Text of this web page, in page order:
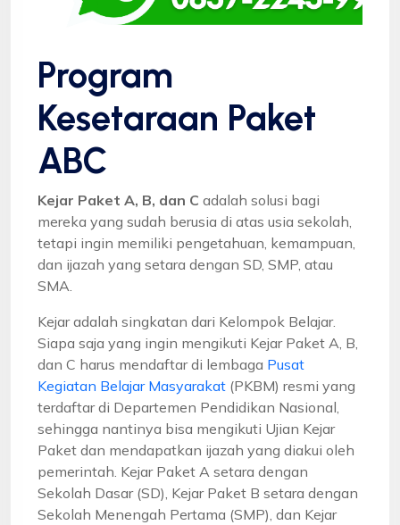
Program
Kesetaraan Paket
ABC
Kejar Paket A, B, dan C adalah solusi bagi
mereka yang sudah berusia di atas usia sekolah,
tetapi ingin memiliki pengetahuan, kemampuan,
dan ijazah yang setara dengan SD, SMP, atau
SMA.
Kejar adalah singkatan dari Kelompok Belajar.
Siapa saja yang ingin mengikuti Kejar Paket A, B,
dan C harus mendaftar di lembaga Pusat
Kegiatan Belajar Masyarakat (PKBM) resmi yang
terdaftar di Departemen Pendidikan Nasional,
sehingga nantinya bisa mengikuti Ujian Kejar
Paket dan mendapatkan ijazah yang diakui oleh
pemerintah. Kejar Paket A setara dengan
Sekolah Dasar (SD), Kejar Paket B setara dengan
Sekolah Menengah Pertama (SMP), dan Kejar